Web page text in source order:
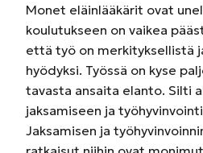
Monet eläinlääkärit ovat
koulutukseen on vaikea
että työ on merkityksellistä
hyödyksi. Työssä on kyse
tavasta ansaita elanto. Silti
jaksamiseen ja
Jaksamisen ja